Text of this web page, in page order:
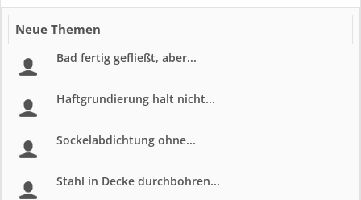
Neue Themen
Bad fertig gefließt, aber...
Haftgrundierung halt nicht...
Sockelabdichtung ohne...
Stahl in Decke durchbohren...